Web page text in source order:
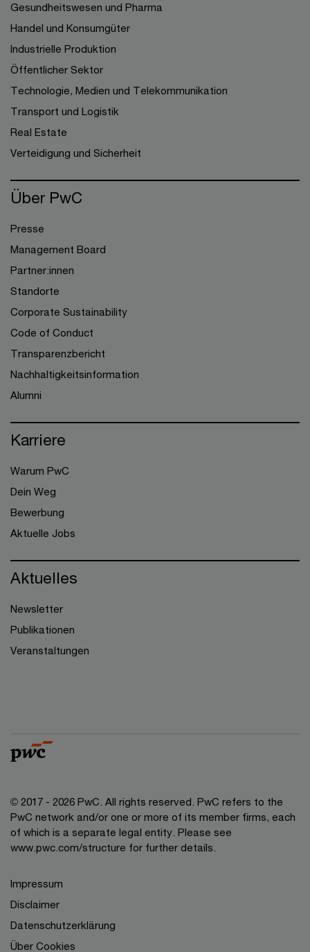
Gesundheitswesen und Pharma
Handel und Konsumgüter
Industrielle Produktion
Öffentlicher Sektor
Technologie, Medien und Telekommunikation
Transport und Logistik
Real Estate
Verteidigung und Sicherheit
Über PwC
Presse
Management Board
Partner:innen
Standorte
Corporate Sustainability
Code of Conduct
Transparenzbericht
Nachhaltigkeitsinformation
Alumni
Karriere
Warum PwC
Dein Weg
Bewerbung
Aktuelle Jobs
Aktuelles
Newsletter
Publikationen
Veranstaltungen
© 2017 - 2026 PwC. All rights reserved. PwC refers to the
PwC network and/or one or more of its member firms, each
of which is a separate legal entity. Please see
www.pwc.com/structure for further details.
Impressum
Disclaimer
Datenschutzerklärung
Über Cookies